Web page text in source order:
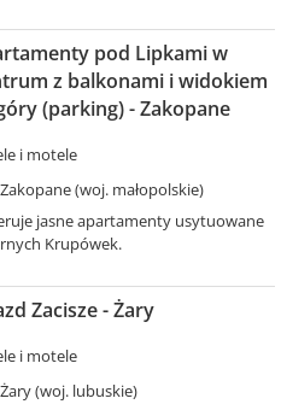
pod Lipkami w
z balkonami i widokiem
(parking) - Zakopane
i motele
Zakopane (woj. małopolskie)
jasne apartamenty usytuowane
Krupówek.
Zacisze - Żary
i motele
Żary (woj. lubuskie)